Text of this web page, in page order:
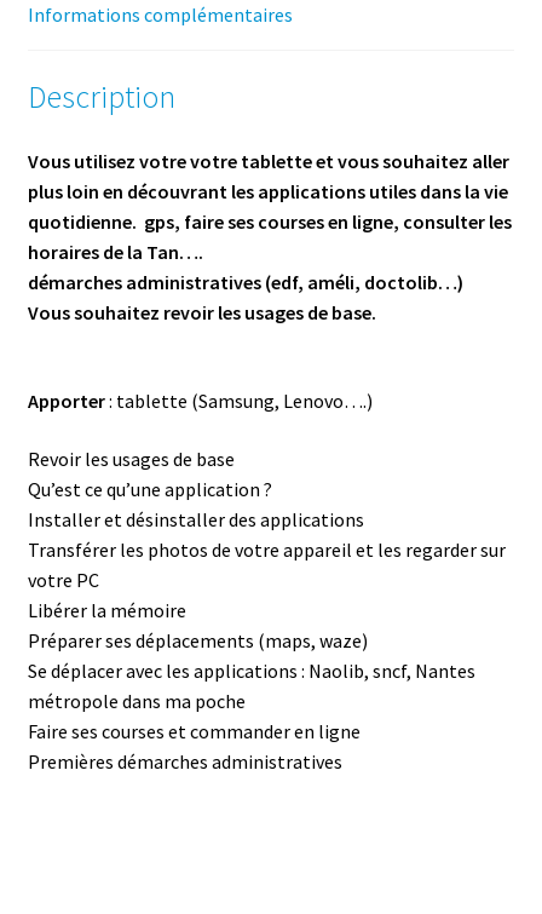
Informations complémentaires
Description
Vous utilisez votre votre tablette et vous souhaitez aller
plus loin en découvrant les applications utiles dans la vie
quotidienne. gps, faire ses courses en ligne, consulter les
horaires de la Tan….
démarches administratives (edf, améli, doctolib…)
Vous souhaitez revoir les usages de base.
Apporter: tablette (Samsung, Lenovo….)
Revoir les usages de base
Qu’est ce qu’une application ?
Installer et désinstaller des applications
Transférer les photos de votre appareil et les regarder sur
votre PC
Libérer la mémoire
Préparer ses déplacements (maps, waze)
Se déplacer avec les applications : Naolib, sncf, Nantes
métropole dans ma poche
Faire ses courses et commander en ligne
Premières démarches administratives